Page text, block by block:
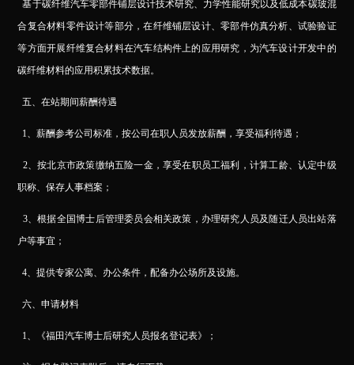
基于碳纤维汽车零部件铺层设计技术研究、力学性能研究以及低成本碳玻混
合复合材料零件设计等部分，在纤维铺层设计、零部件仿真分析、试验验证
等方面开展纤维复合材料在汽车结构件上的应用研究，为汽车设计开发中的
碳纤维材料的应用积累技术数据。
五、在站期间薪酬待遇
1、薪酬参考公司标准，按公司在职人员发放薪酬，享受福利待遇；
2、按北京市政策缴纳五险一金，享受在职员工福利，计算工龄、认定中级
职称、保存人事档案；
3、根据全国博士后管理委员会相关政策，办理研究人员及随迁人员出站落
户等事宜；
4、提供专家公寓、办公条件，配备办公场所及设施。
六、申请材料
1、《福田汽车博士后研究人员报名登记表》；